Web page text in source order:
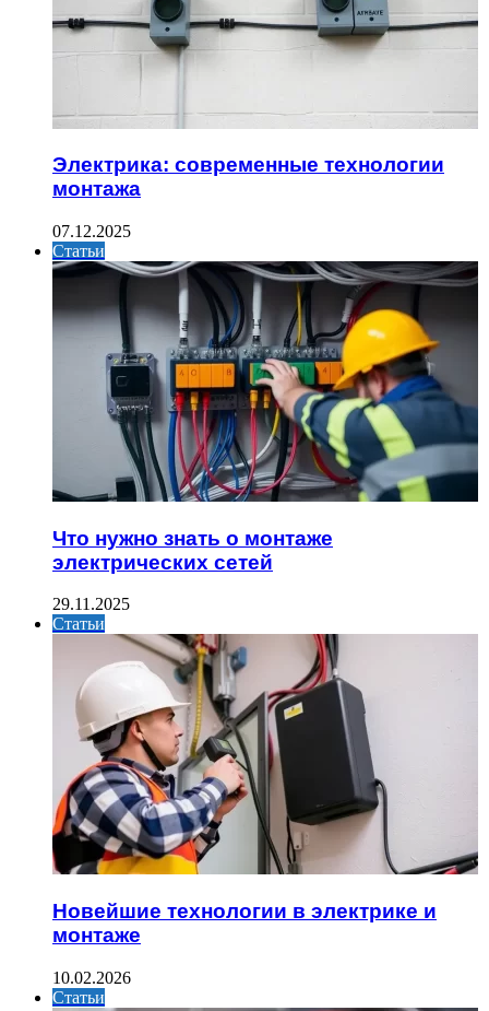
Электрика: современные технологии
монтажа
07.12.2025
Статьи
Что нужно знать о монтаже
электрических сетей
29.11.2025
Статьи
Новейшие технологии в электрике и
монтаже
10.02.2026
Статьи